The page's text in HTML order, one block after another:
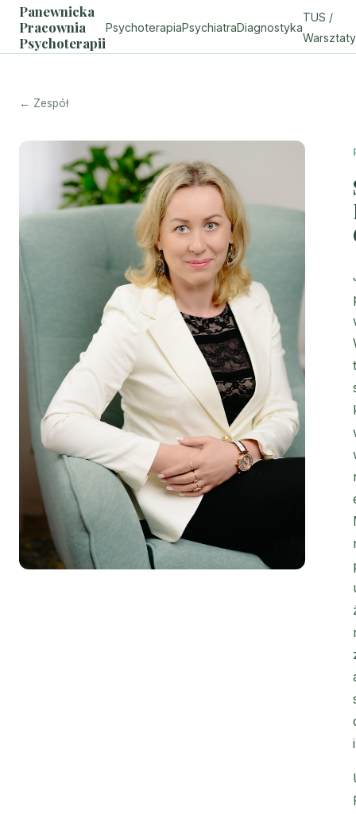
Panewnicka
Pracownia
Psychoterapii
PsychoterapiaPsychiatraDiagnostyka
TUS /
Warsztaty
← Zespół